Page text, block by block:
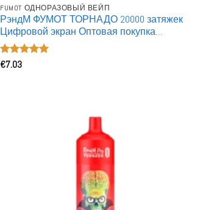
FUMOT ОДНОРАЗОВЫЙ ВЕЙП
РэндМ ФУМОТ ТОРНАДО 20000 затяжек
Цифровой экран Оптовая покупка
Заряжаемые Одноразовые Вейпы
Оценка
€7.03